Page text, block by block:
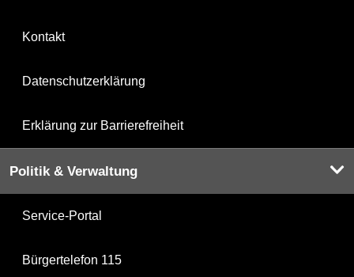
Kontakt
Datenschutzerklärung
Erklärung zur Barrierefreiheit
Politik & Verwaltung
Service-Portal
Bürgertelefon 115